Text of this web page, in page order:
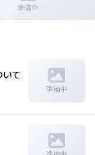
緑内障とは何ですか？
準備中
て
準備中